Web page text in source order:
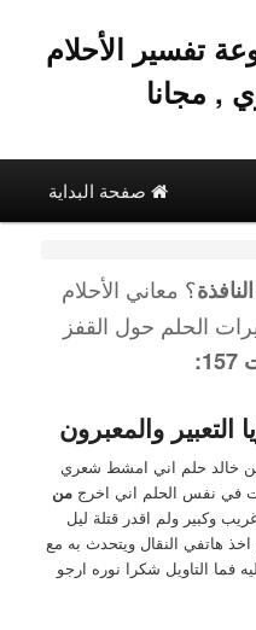
تفسير الأحلام
, مجانا
صفحة البداية
؟ معاني الأحلام
الحلم حول القفز
التعبير والمعبرون
خالد حلم اني امشط شعري
في نفس الحلم اني اخرجمن
وكبير ولم اقدر قتلة ليل
هاتفي النقال ويتحدث به مع
التاويل شكرا نوره ارجو